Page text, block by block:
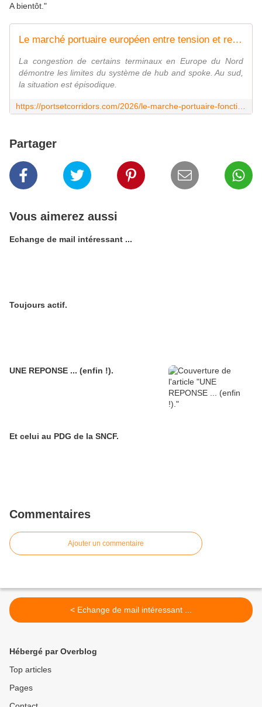
A bientôt."
Le marché portuaire européen entre tension et recomposition - Ports et corridors
La congestion de certains terminaux en Europe du Nord
démontre les limites du système de hub and spoke. Au sud,
la situation est épisodique.
Partager
Vous aimerez aussi
Echange de mail intéressant ...
Toujours actif.
UNE REPONSE ... (enfin !).
Et celui au PDG de la SNCF.
Commentaires
Ajouter un commentaire
< Echange de mail intéressant ...
Hébergé par Overblog
Top articles
Pages